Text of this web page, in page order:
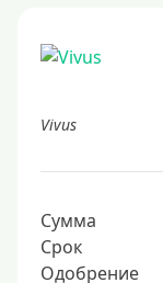
Vivus
Сумма
Срок
Одобрение